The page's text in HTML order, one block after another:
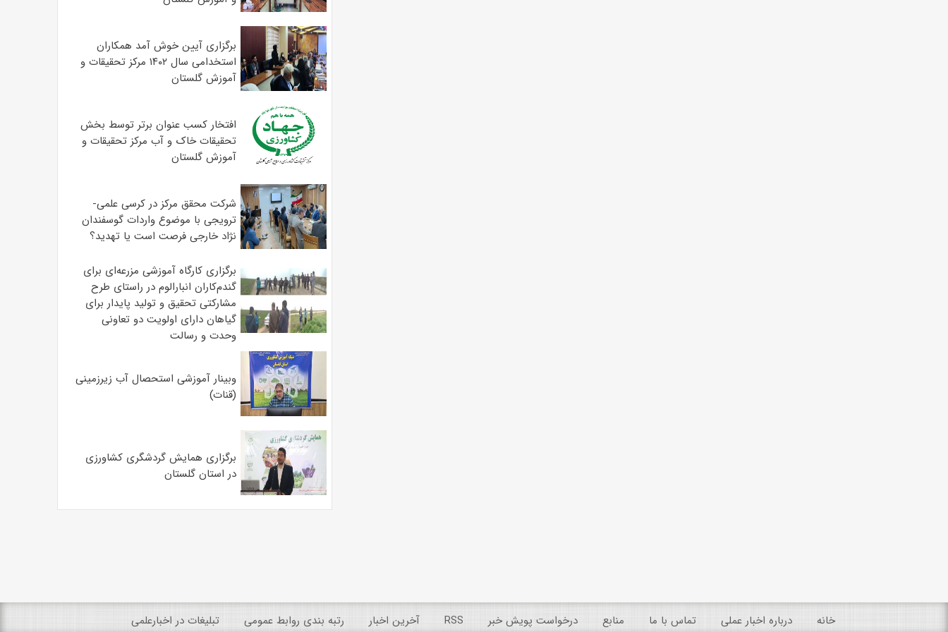
برگزاری آیین خوش آمد همکاران
استخدامی سال ۱۴۰۲ مرکز تحقیقات و
آموزش گلستان
افتخار کسب عنوان برتر توسط بخش
تحقیقات خاک و آب مرکز تحقیقات و
آموزش گلستان
شرکت محقق مرکز در کرسی علمی-
ترویجی با موضوع واردات گوسفندان
نژاد خارجی فرصت است یا تهدید؟
برگزاری کارگاه آموزشی مزرعه‌ای برای
گندم‌کاران انبارالوم در راستای طرح
مشارکتی تحقیق و تولید پایدار برای
گیاهان دارای اولویت دو تعاونی
وحدت و رسالت
وبینار آموزشی استحصال آب زیرزمینی
(قنات)
برگزاری همایش گردشگری کشاورزی
در استان گلستان
خانه درباره اخبار عملی تماس با ما منابع درخواست پویش خبر RSS آخرین اخبار رتبه بندی روابط عمومی تبلیغات در اخبارعلمی